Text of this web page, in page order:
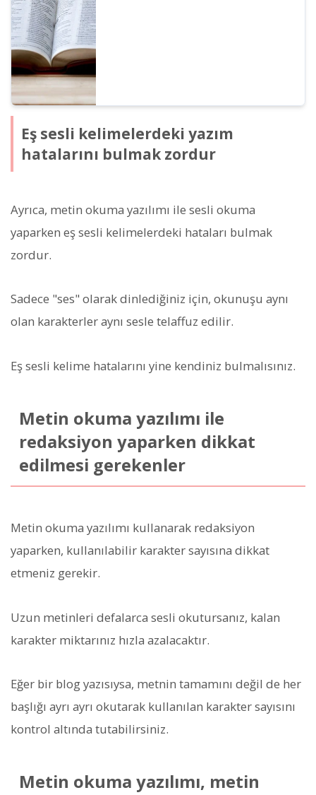
Eş sesli kelimelerdeki yazım
hatalarını bulmak zordur
Ayrıca, metin okuma yazılımı ile sesli okuma
yaparken eş sesli kelimelerdeki hataları bulmak
zordur.
Sadece "ses" olarak dinlediğiniz için, okunuşu aynı
olan karakterler aynı sesle telaffuz edilir.
Eş sesli kelime hatalarını yine kendiniz bulmalısınız.
Metin okuma yazılımı ile
redaksiyon yaparken dikkat
edilmesi gerekenler
Metin okuma yazılımı kullanarak redaksiyon
yaparken, kullanılabilir karakter sayısına dikkat
etmeniz gerekir.
Uzun metinleri defalarca sesli okutursanız, kalan
karakter miktarınız hızla azalacaktır.
Eğer bir blog yazısıysa, metnin tamamını değil de her
başlığı ayrı ayrı okutarak kullanılan karakter sayısını
kontrol altında tutabilirsiniz.
Metin okuma yazılımı, metin